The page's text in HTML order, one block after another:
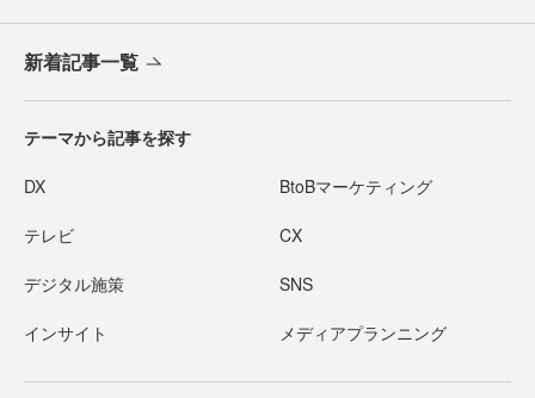
新着記事一覧
テーマから記事を探す
DX BtoBマーケティング
テレビ CX
デジタル施策 SNS
インサイト メディアプランニング